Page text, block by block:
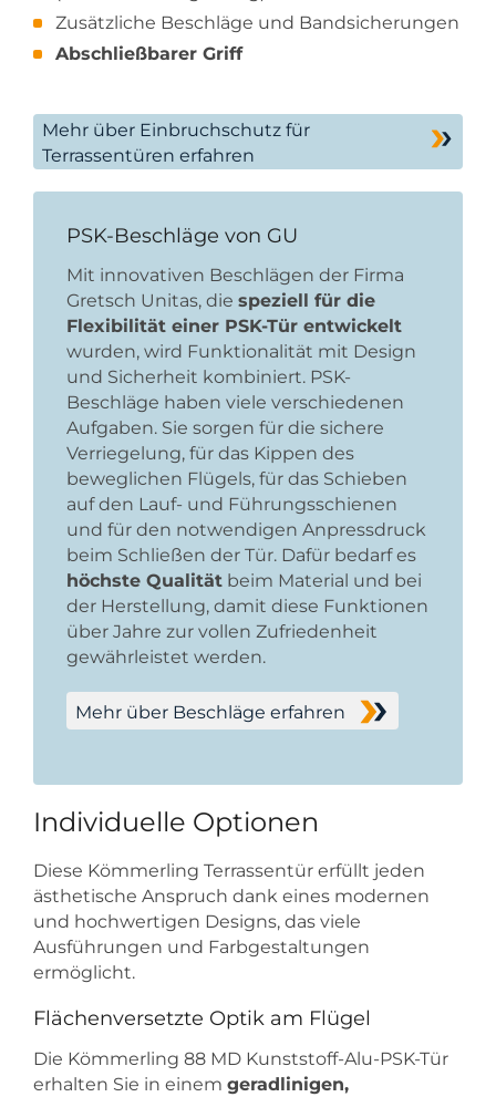
Zusätzliche Beschläge und Bandsicherungen
Abschließbarer Griff
Mehr über Einbruchschutz für
Terrassentüren erfahren
PSK-Beschläge von GU
Mit innovativen Beschlägen der Firma
Gretsch Unitas, die speziell für die
Flexibilität einer PSK-Tür entwickelt
wurden, wird Funktionalität mit Design
und Sicherheit kombiniert. PSK-
Beschläge haben viele verschiedenen
Aufgaben. Sie sorgen für die sichere
Verriegelung, für das Kippen des
beweglichen Flügels, für das Schieben
auf den Lauf- und Führungsschienen
und für den notwendigen Anpressdruck
beim Schließen der Tür. Dafür bedarf es
höchste Qualität beim Material und bei
der Herstellung, damit diese Funktionen
über Jahre zur vollen Zufriedenheit
gewährleistet werden.
Mehr über Beschläge erfahren
Individuelle Optionen
Diese Kömmerling Terrassentür erfüllt jeden
ästhetische Anspruch dank eines modernen
und hochwertigen Designs, das viele
Ausführungen und Farbgestaltungen
ermöglicht.
Flächenversetzte Optik am Flügel
Die Kömmerling 88 MD Kunststoff-Alu-PSK-Tür
erhalten Sie in einem geradlinigen,